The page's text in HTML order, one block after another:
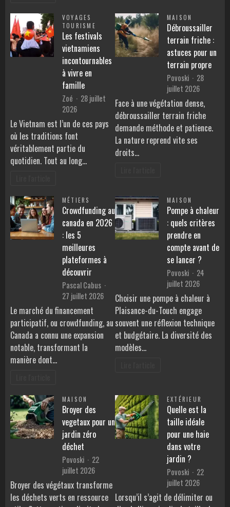
VOYAGES
TOURISME
Les festivals
vietnamiens
incontournables
à vivre en
famille
Zoé
28 juillet
2026
Le Vietnam est l’un de ces pays
où les traditions font
véritablement partie du
quotidien. Tout au long…
MAISON
Débroussailler
terrain friche :
astuces pour un
terrain propre
Povoski
28
juillet 2026
Face à une végétation dense,
débroussailler terrain friche
demande méthode et patience.
La nature reprend vite ses
droits…
MÉTIERS
Crowdfunding au
canada en 2026
: les 5
meilleures
plateformes à
découvrir
Pascal Cabus
27 juillet 2026
Le marché du financement
participatif, ou crowdfunding, au
Canada a connu une expansion
notable, transformant la
manière dont…
MAISON
Pompe à chaleur
: quels critères
prendre en
compte avant de
se lancer ?
Povoski
24
juillet 2026
Choisir une pompe à chaleur à
Plaisance-du-Touch engage
souvent une réflexion technique
et budgétaire. La diversité des
modèles…
MAISON
Broyer des
vegetaux pour un
jardin zéro
déchet
Povoski
22
juillet 2026
Broyer des végétaux transforme
les déchets verts en ressource
EXTÉRIEUR
Quelle est la
taille idéale
pour une haie
dans votre
jardin ?
Povoski
22
juillet 2026
Lorsqu’il s’agit de délimiter ou